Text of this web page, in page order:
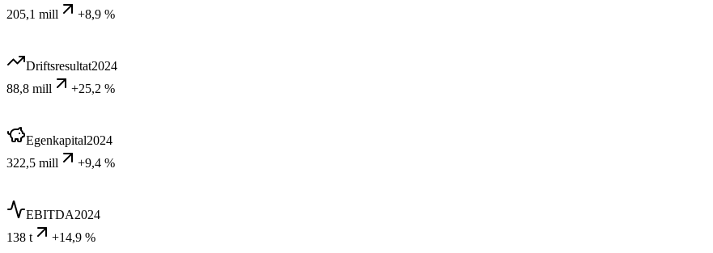
205,1 mill
+8,9 %
Driftsresultat2024
88,8 mill
+25,2 %
Egenkapital2024
322,5 mill
+9,4 %
EBITDA2024
138 t
+14,9 %